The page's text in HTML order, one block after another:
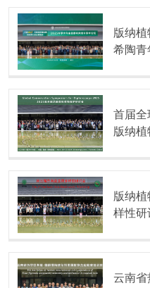
版纳植
希陶青
首届全
版纳
版纳
样性研
云南省